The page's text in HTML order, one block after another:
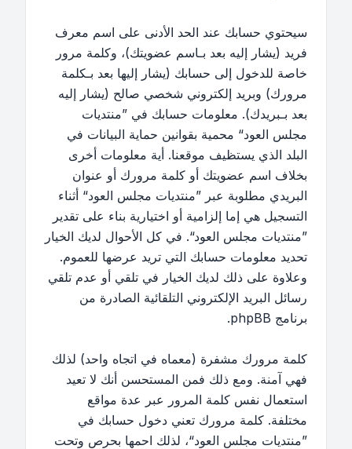
سيحتوي حسابك عند الحد الأدنى على اسم معرف
فريد (يشار إليه بعد بـاسم عضويتك)، وكلمة مرور
خاصة للدخول إلى حسابك (يشار إليها بعد بـكلمة
مرورك) وبريد إلكتروني شخصي صالح (يشار إليه
بعد بـبريدك). معلومات حسابك في ”منتديات
مجلس العود“ محمية بقوانين حماية البيانات في
البلد الذي يستظيف موقعنا. أية معلومات أخرى
بخلاف اسم عضويتك أو كلمة مرورك أو عنوان
البريدي مطلوبة عبر ”منتديات مجلس العود“ أثناء
التسجيل هي إما إلزامية أو اختيارية بناء على تقدير
”منتديات مجلس العود“. في كل الأحوال لديك الخيار
تحديد معلومات حسابك التي تريد عرضها للعموم.
وعلاوة على ذلك لديك الخيار في تلقي أو عدم تلقي
رسائل البريد الإلكتروني التلقائية الصادرة من
برنامج phpBB.
كلمة مرورك مشفرة (معماه في اتجاه واحد) لذلك
فهي آمنة. ومع ذلك فمن المستحسن أنك لا تعيد
استعمال نفس كلمة المرور عبر عدة مواقع
مختلفة. كلمة مرورك تعني دخول حسابك في
”منتديات مجلس العود“، لذلك احمها بحرص وتحت